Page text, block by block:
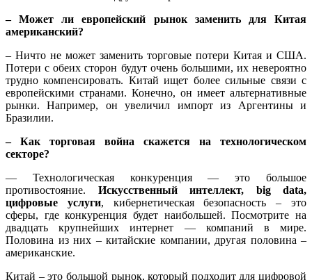
– Может ли европейский рынок заменить для Китая
американский?
– Ничто не может заменить торговые потери Китая и США.
Потери с обеих сторон будут очень большими, их невероятно
трудно компенсировать. Китай ищет более сильные связи с
европейскими странами. Конечно, он имеет альтернативные
рынки. Например, он увеличил импорт из Аргентины и
Бразилии.
– Как торговая война скажется на технологическом
секторе?
— Технологическая конкуренция — это большое
противостояние. Искусственный интеллект, big data,
цифровые услуги, кибернетическая безопасность – это
сферы, где конкуренция будет наибольшей. Посмотрите на
двадцать крупнейших интернет — компаний в мире.
Половина из них – китайские компании, другая половина –
американские.
Китай – это большой рынок, который подходит для цифровой